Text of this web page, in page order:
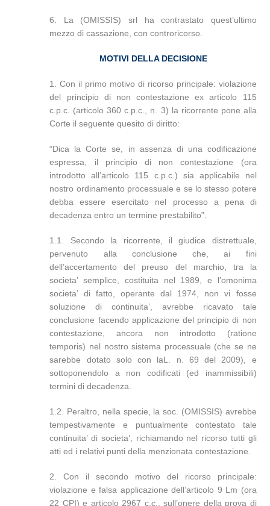
6. La (OMISSIS) srl ha contrastato quest’ultimo
mezzo di cassazione, con controricorso.
MOTIVI DELLA DECISIONE
1. Con il primo motivo di ricorso principale: violazione
del principio di non contestazione ex articolo 115
c.p.c. (articolo 360 c.p.c., n. 3) la ricorrente pone alla
Corte il seguente quesito di diritto:
“Dica la Corte se, in assenza di una codificazione
espressa, il principio di non contestazione (ora
introdotto all’articolo 115 c.p.c.) sia applicabile nel
nostro ordinamento processuale e se lo stesso potere
debba essere esercitato nel processo a pena di
decadenza entro un termine prestabilito”.
1.1. Secondo la ricorrente, il giudice distrettuale,
pervenuto alla conclusione che, ai fini
dell’accertamento del preuso del marchio, tra la
societa’ semplice, costituita nel 1989, e l’omonima
societa’ di fatto, operante dal 1974, non vi fosse
soluzione di continuita’, avrebbe ricavato tale
conclusione facendo applicazione del principio di non
contestazione, ancora non introdotto (ratione
temporis) nel nostro sistema processuale (che se ne
sarebbe dotato solo con laL. n. 69 del 2009), e
sottoponendolo a non codificati (ed inammissibili)
termini di decadenza.
1.2. Peraltro, nella specie, la soc. (OMISSIS) avrebbe
tempestivamente e puntualmente contestato tale
continuita’ di societa’, richiamando nel ricorso tutti gli
atti ed i relativi punti della menzionata contestazione.
2. Con il secondo motivo del ricorso principale:
violazione e falsa applicazione dell’articolo 9 Lm (ora
22 CPI) e articolo 2967 c.c., sull’onere della prova di